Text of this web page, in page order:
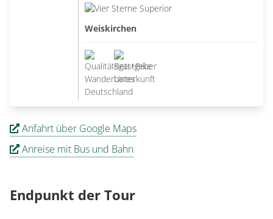
Weiskirchen
Anfahrt über Google Maps
Anreise mit Bus und Bahn
Endpunkt der Tour